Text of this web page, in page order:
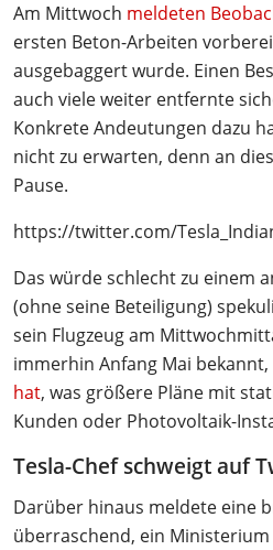
Am Mittwoch meldeten
ersten Beton-Arbeiten
ausgebaggert wurde. Einen
auch viele weiter entfernte
Konkrete Andeutungen dazu
nicht zu erwarten, denn an
Pause.
https://twitter.com/
Das würde schlecht zu einem
(ohne seine Beteiligung)
sein Flugzeug am
immerhin Anfang Mai bekannt,
hat, was größere Pläne mit
Kunden oder Photovoltaik-
Tesla-Chef schweigt auf
Darüber hinaus meldete eine
überraschend, ein Ministerium